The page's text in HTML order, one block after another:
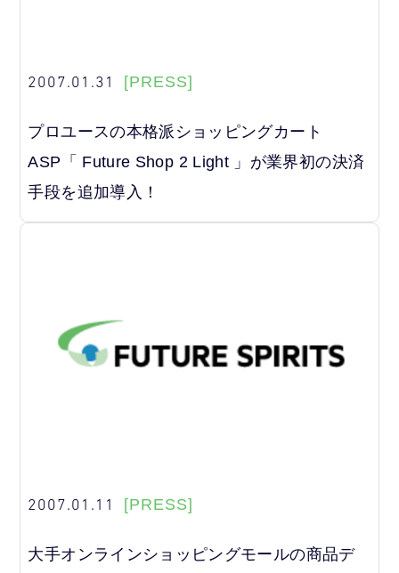
2007.01.31 [PRESS]
プロユースの本格派ショッピングカート
ASP「 Future Shop 2 Light 」が業界初の決済
手段を追加導入！
2007.01.11 [PRESS]
大手オンラインショッピングモールの商品デ